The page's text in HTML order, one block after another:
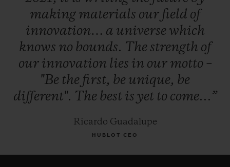
making materials our field of
innovation… a universe which
knows no bounds. The strength of
our innovation lies in our motto –
"Be the first, be unique, be
different". The best is yet to come...”
Ricardo Guadalupe
HUBLOT CEO